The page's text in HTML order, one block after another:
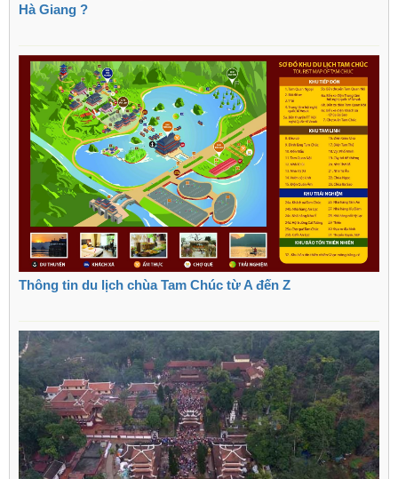
Hà Giang ?
Thông tin du lịch chùa Tam Chúc từ A đến Z